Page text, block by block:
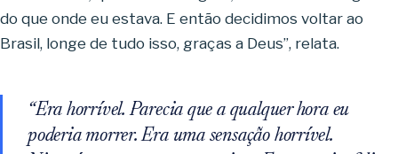
do que onde eu estava. E então decidimos voltar ao
Brasil, longe de tudo isso, graças a Deus”, relata.
“Era horrível. Parecia que a qualquer hora eu
poderia morrer. Era uma sensação horrível.